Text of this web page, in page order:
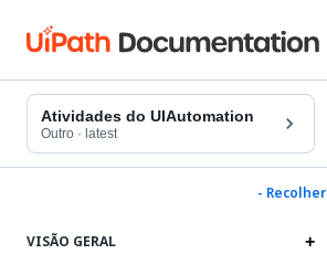
Atividades do UIAutomation
Outro · latest
- Recolher
VISÃO GERAL